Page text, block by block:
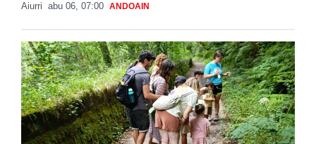
Aiurri abu 06, 07:00 ANDOAIN